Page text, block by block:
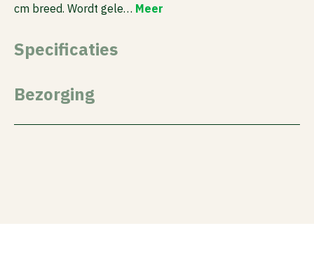
cm breed. Wordt gele… Meer
Specificaties
Bezorging